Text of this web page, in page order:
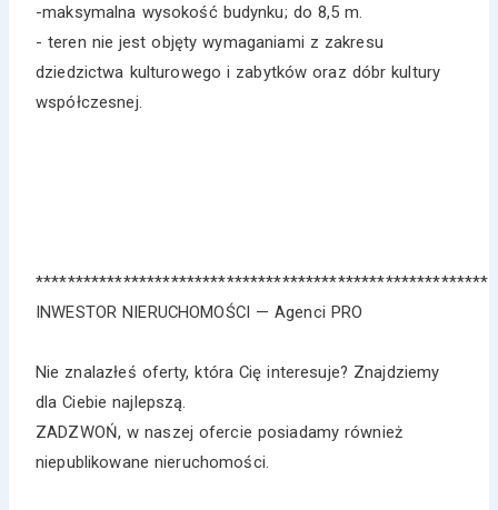
-maksymalna wysokość budynku; do 8,5 m.
- teren nie jest objęty wymaganiami z zakresu
dziedzictwa kulturowego i zabytków oraz dóbr kultury
współczesnej.
*********************************************************
INWESTOR NIERUCHOMOŚCI — Agenci PRO
Nie znalazłeś oferty, która Cię interesuje? Znajdziemy
dla Ciebie najlepszą.
ZADZWOŃ, w naszej ofercie posiadamy również
niepublikowane nieruchomości.